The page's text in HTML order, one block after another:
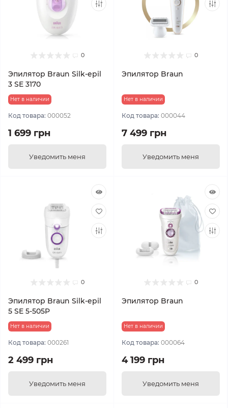
0
Эпилятор Braun Silk-epil
3 SE 3170
Нет в наличии
Код товара: 000052
1 699 грн
Уведомить меня
0
Эпилятор Braun
Нет в наличии
Код товара: 000044
7 499 грн
Уведомить меня
0
Эпилятор Braun Silk-epil
5 SE 5-505P
Нет в наличии
Код товара: 000261
2 499 грн
Уведомить меня
0
Эпилятор Braun
Нет в наличии
Код товара: 000064
4 199 грн
Уведомить меня